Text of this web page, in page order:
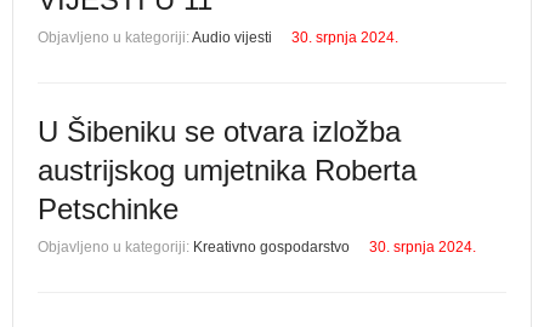
Objavljeno u kategoriji:Audio vijesti 30. srpnja 2024.
U Šibeniku se otvara izložba
austrijskog umjetnika Roberta
Petschinke
Objavljeno u kategoriji: Kreativno gospodarstvo 30. srpnja 2024.